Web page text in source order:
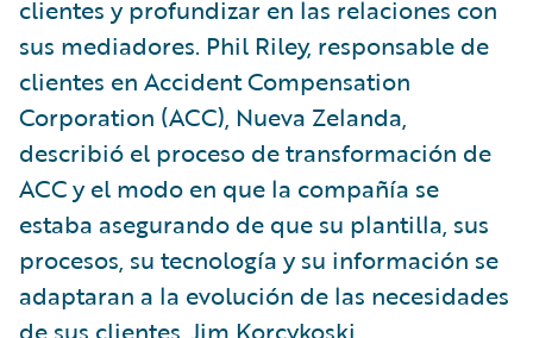
clientes y profundizar en las relaciones con
sus mediadores. Phil Riley, responsable de
clientes en Accident Compensation
Corporation (ACC), Nueva Zelanda,
describió el proceso de transformación de
ACC y el modo en que la compañía se
estaba asegurando de que su plantilla, sus
procesos, su tecnología y su información se
adaptaran a la evolución de las necesidades
de sus clientes. Jim Korcykoski,